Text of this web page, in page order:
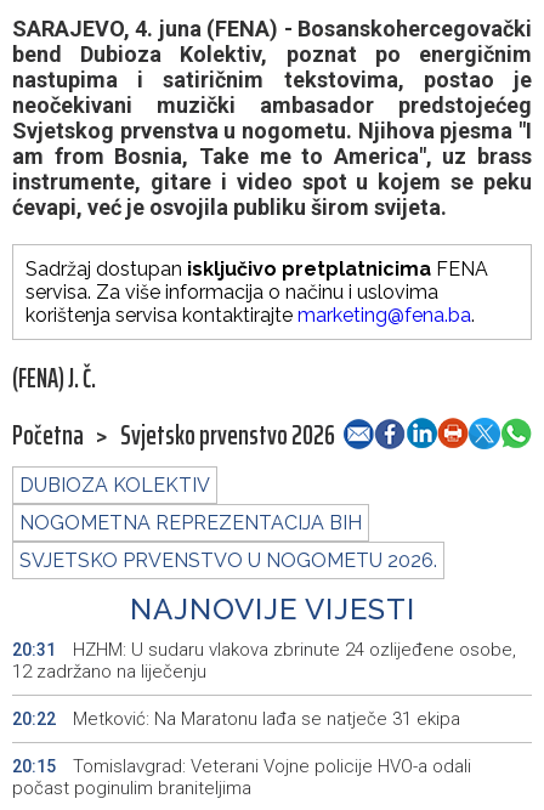
SARAJEVO, 4. juna (FENA) - Bosanskohercegovački
bend Dubioza Kolektiv, poznat po energičnim
nastupima i satiričnim tekstovima, postao je
neočekivani muzički ambasador predstojećeg
Svjetskog prvenstva u nogometu. Njihova pjesma "I
am from Bosnia, Take me to America", uz brass
instrumente, gitare i video spot u kojem se peku
ćevapi, već je osvojila publiku širom svijeta.
Sadržaj dostupan isključivo pretplatnicima FENA
servisa. Za više informacija o načinu i uslovima
korištenja servisa kontaktirajte marketing@fena.ba.
(FENA) J. Č.
Početna > Svjetsko prvenstvo 2026
DUBIOZA KOLEKTIV
NOGOMETNA REPREZENTACIJA BIH
SVJETSKO PRVENSTVO U NOGOMETU 2026.
NAJNOVIJE VIJESTI
20:31
HZHM: U sudaru vlakova zbrinute 24 ozlijeđene osobe,
12 zadržano na liječenju
20:22 Metković: Na Maratonu lađa se natječe 31 ekipa
20:15
Tomislavgrad: Veterani Vojne policije HVO-a odali
počast poginulim braniteljima